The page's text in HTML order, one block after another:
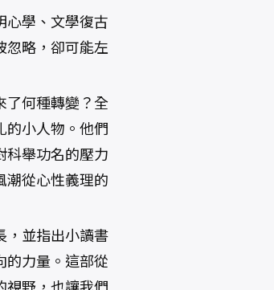
心學、文學復古
忽略，卻可能左
了何種轉變？全
的小人物。他們
科舉功名的壓力
潮從心性義理的
，並指出小讀書
的力量。這部從